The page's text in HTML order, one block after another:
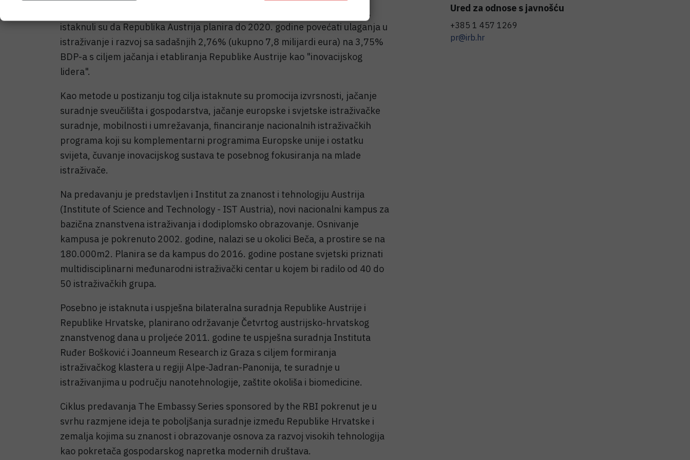
konkurentnosti, ekonomskog rasta i pune zaposlenosti građana. Nadalje,
istaknuli su da Republika Austrija planira do 2020. godine povećati ulaganja u
istraživanje i razvoj sa sadašnjih 2,76% (ukupno 7,8 milijardi eura) na 3,75%
BDP-a s ciljem jačanja i etabliranja Republike Austrije kao "inovacijskog
lidera".
Kao metode u postizanju tog cilja istaknute su promocija izvrsnosti, jačanje
suradnje sveučilišta i gospodarstva, jačanje europske i svjetske istraživačke
suradnje, mobilnosti i umrežavanja, financiranje nacionalnih istraživačkih
programa koji su komplementarni programima Europske unije i ostatku
svijeta, čuvanje inovacijskog sustava te posebnog fokusiranja na mlade
istraživače.
Na predavanju je predstavljen i Institut za znanost i tehnologiju Austrija
(Institute of Science and Technology - IST Austria), novi nacionalni kampus za
bazična znanstvena istraživanja i dodiplomsko obrazovanje. Osnivanje
kampusa je pokrenuto 2002. godine, nalazi se u okolici Beča, a prostire se na
180.000m2. Planira se da kampus do 2016. godine postane svjetski priznati
multidisciplinarni međunarodni istraživački centar u kojem bi radilo od 40 do
50 istraživačkih grupa.
Posebno je istaknuta i uspješna bilateralna suradnja Republike Austrije i
Republike Hrvatske, planirano održavanje Četvrtog austrijsko-hrvatskog
znanstvenog dana u proljeće 2011. godine te uspješna suradnja Instituta
Ruđer Bošković i Joanneum Research iz Graza s ciljem formiranja
istraživačkog klastera u regiji Alpe-Jadran-Panonija, te suradnje u
istraživanjima u području nanotehnologije, zaštite okoliša i biomedicine.
Ciklus predavanja The Embassy Series sponsored by the RBI pokrenut je u
svrhu razmjene ideja te poboljšanja suradnje između Republike Hrvatske i
zemalja kojima su znanost i obrazovanje osnova za razvoj visokih tehnologija
kao pokretača gospodarskog napretka modernih društava.
Ured za odnose s javnošću
+385 1 457 1269
pr@irb.hr